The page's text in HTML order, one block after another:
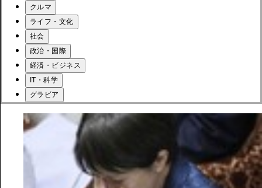
クルマ
ライフ・文化
社会
政治・国際
経済・ビジネス
IT・科学
グラビア